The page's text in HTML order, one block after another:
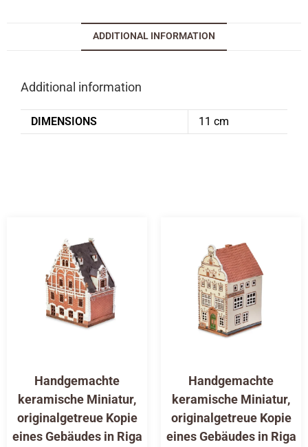
ADDITIONAL INFORMATION
Additional information
DIMENSIONS 11 cm
Handgemachte
keramische Miniatur,
originalgetreue Kopie
eines Gebäudes in Riga
Handgemachte
keramische Miniatur,
originalgetreue Kopie
eines Gebäudes in Riga